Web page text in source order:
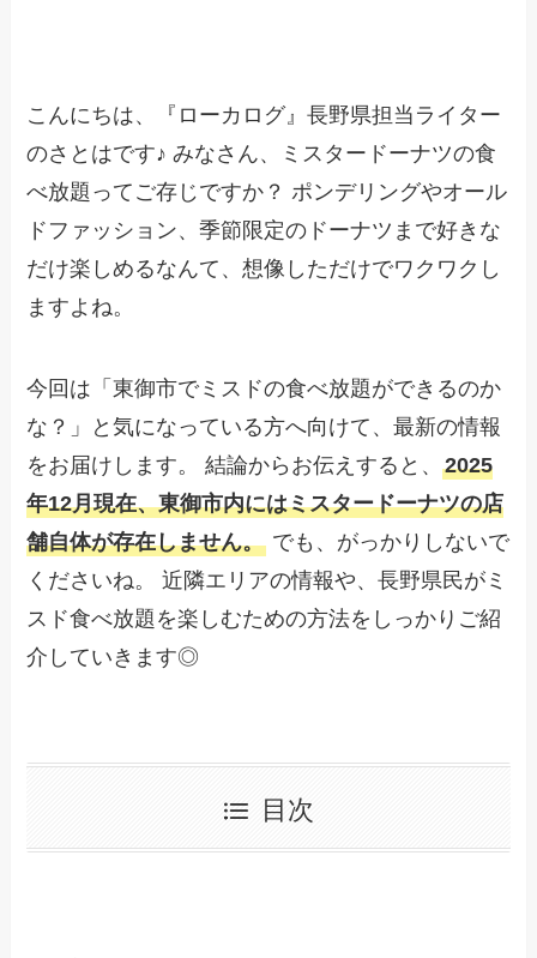
こんにちは、『ローカログ』長野県担当ライター
のさとはです♪ みなさん、ミスタードーナツの食
べ放題ってご存じですか？ ポンデリングやオール
ドファッション、季節限定のドーナツまで好きな
だけ楽しめるなんて、想像しただけでワクワクし
ますよね。
今回は「東御市でミスドの食べ放題ができるのか
な？」と気になっている方へ向けて、最新の情報
をお届けします。 結論からお伝えすると、2025
年12月現在、東御市内にはミスタードーナツの店
舗自体が存在しません。 でも、がっかりしないで
くださいね。 近隣エリアの情報や、長野県民がミ
スド食べ放題を楽しむための方法をしっかりご紹
介していきます◎
目次